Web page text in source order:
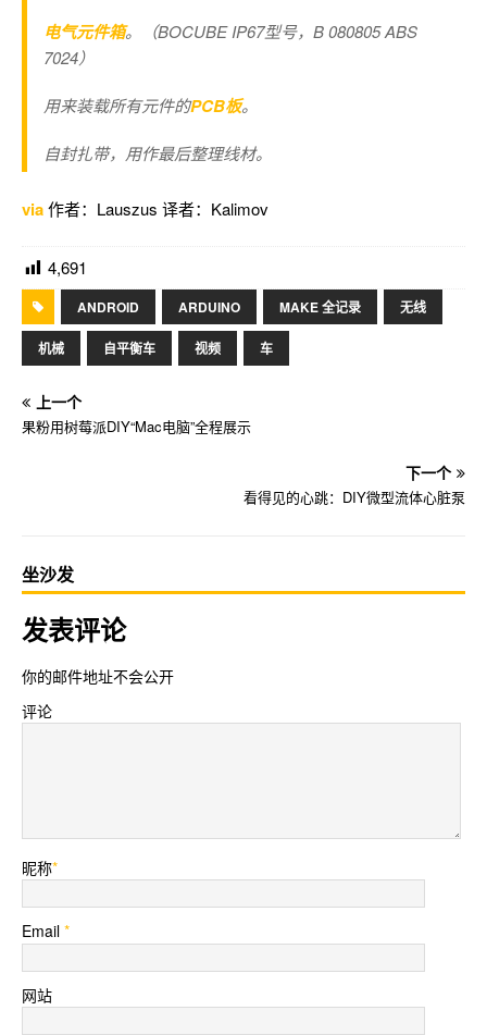
电气元件箱。（BOCUBE IP67型号，B 080805 ABS
7024）
用来装载所有元件的PCB板。
自封扎带，用作最后整理线材。
via作者：Lauszus 译者：Kalimov
4,691
ANDROID ARDUINO MAKE 全记录 无线
机械 自平衡车 视频 车
上一个
果粉用树莓派DIY“Mac电脑”全程展示
下一个
看得见的心跳：DIY微型流体心脏泵
坐沙发
发表评论
你的邮件地址不会公开
评论
昵称*
Email *
网站